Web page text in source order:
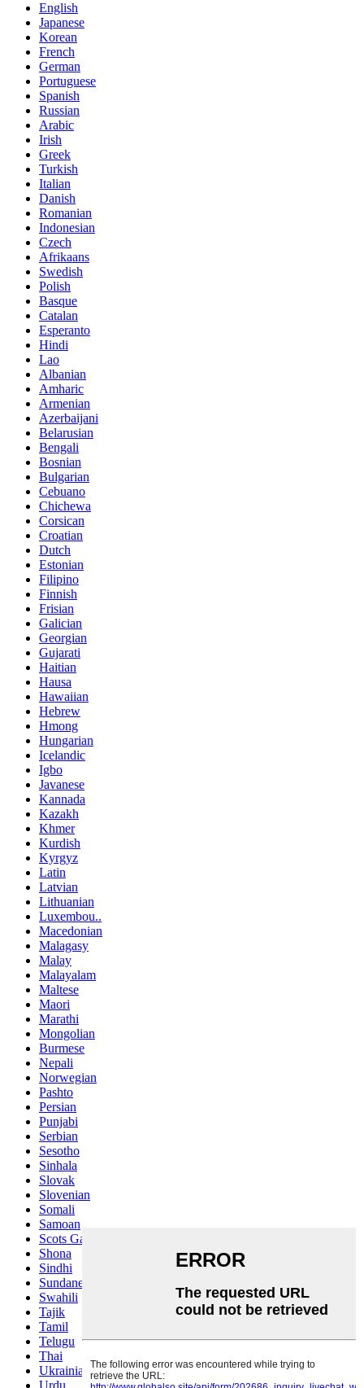
English
Japanese
Korean
French
German
Portuguese
Spanish
Russian
Arabic
Irish
Greek
Turkish
Italian
Danish
Romanian
Indonesian
Czech
Afrikaans
Swedish
Polish
Basque
Catalan
Esperanto
Hindi
Lao
Albanian
Amharic
Armenian
Azerbaijani
Belarusian
Bengali
Bosnian
Bulgarian
Cebuano
Chichewa
Corsican
Croatian
Dutch
Estonian
Filipino
Finnish
Frisian
Galician
Georgian
Gujarati
Haitian
Hausa
Hawaiian
Hebrew
Hmong
Hungarian
Icelandic
Igbo
Javanese
Kannada
Kazakh
Khmer
Kurdish
Kyrgyz
Latin
Latvian
Lithuanian
Luxembou..
Macedonian
Malagasy
Malay
Malayalam
Maltese
Maori
Marathi
Mongolian
Burmese
Nepali
Norwegian
Pashto
Persian
Punjabi
Serbian
Sesotho
Sinhala
Slovak
Slovenian
Somali
Samoan
Scots Gaelic
Shona
Sindhi
Sundanese
Swahili
Tajik
Tamil
Telugu
Thai
Ukrainian
Urdu